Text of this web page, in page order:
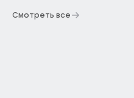
Смотреть все